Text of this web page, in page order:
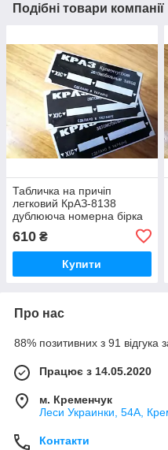
Подібні товари компанії
Табличка на причіп
легковий КрАЗ-8138
дублююча номерна бірка
610 ₴
Купити
Про нас
88% позитивних з 91 відгука
Працює з 14.05.2020
м. Кременчук
Леси Украинки, 54А,
Контакти